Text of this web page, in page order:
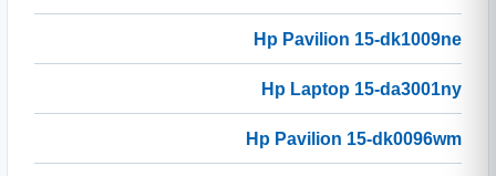
Hp Pavilion 15-dk1009ne
Hp Laptop 15-da3001ny
Hp Pavilion 15-dk0096wm